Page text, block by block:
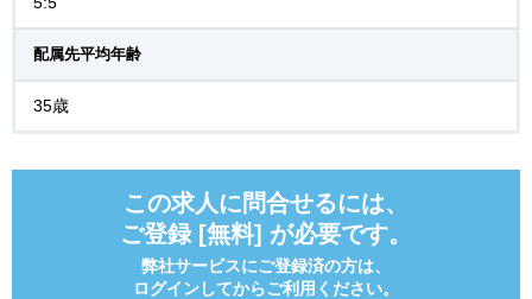
配属先平均年齢
35歳
この求人に問合せるには、
ご登録 [無料] が必要です。
弊社サービスにご登録済の方は、
ログインしてからご利用ください。